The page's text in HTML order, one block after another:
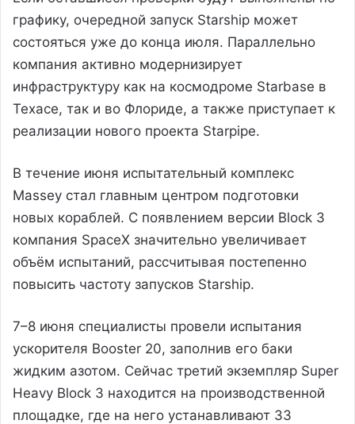
графику, очередной запуск Starship может
состояться уже до конца июля. Параллельно
компания активно модернизирует
инфраструктуру как на космодроме Starbase в
Техасе, так и во Флориде, а также приступает к
реализации нового проекта Starpipe.
В течение июня испытательный комплекс
Massey стал главным центром подготовки
новых кораблей. С появлением версии Block 3
компания SpaceX значительно увеличивает
объём испытаний, рассчитывая постепенно
повысить частоту запусков Starship.
7–8 июня специалисты провели испытания
ускорителя Booster 20, заполнив его баки
жидким азотом. Сейчас третий экземпляр Super
Heavy Block 3 находится на производственной
площадке, где на него устанавливают 33